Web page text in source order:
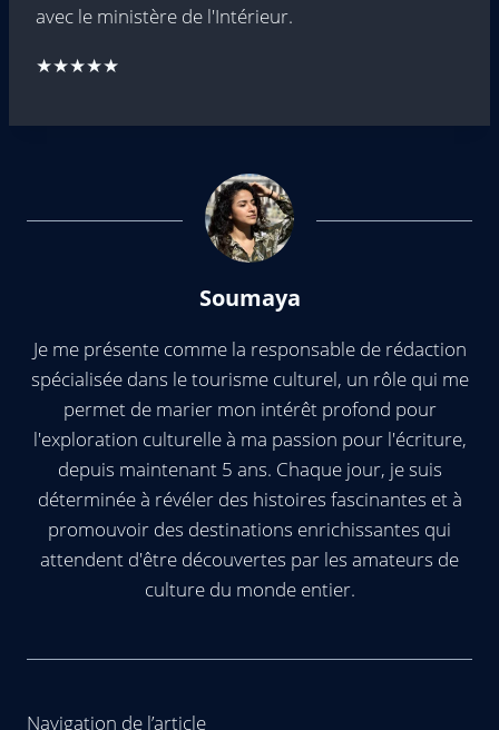
avec le ministère de l'Intérieur.
★★★★★
Soumaya
Je me présente comme la responsable de rédaction
spécialisée dans le tourisme culturel, un rôle qui me
permet de marier mon intérêt profond pour
l'exploration culturelle à ma passion pour l'écriture,
depuis maintenant 5 ans. Chaque jour, je suis
déterminée à révéler des histoires fascinantes et à
promouvoir des destinations enrichissantes qui
attendent d'être découvertes par les amateurs de
culture du monde entier.
Navigation de l’article